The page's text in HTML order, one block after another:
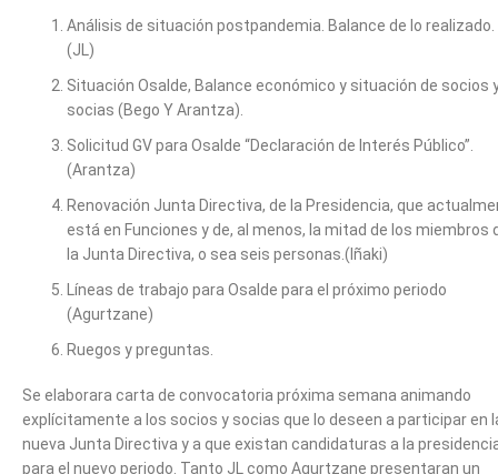
Análisis de situación postpandemia. Balance de lo realizado.
(JL)
Situación Osalde, Balance económico y situación de socios
socias (Bego Y Arantza).
Solicitud GV para Osalde “Declaración de Interés Público”.
(Arantza)
Renovación Junta Directiva, de la Presidencia, que
está en Funciones y de, al menos, la mitad de los miembros
la Junta Directiva, o sea seis personas.(Iñaki)
Líneas de trabajo para Osalde para el próximo periodo
(Agurtzane)
Ruegos y preguntas.
Se elaborara carta de convocatoria próxima semana animando
explícitamente a los socios y socias que lo deseen a participar en
nueva Junta Directiva y a que existan candidaturas a la
para el nuevo periodo. Tanto JL como Agurtzane presentaran un